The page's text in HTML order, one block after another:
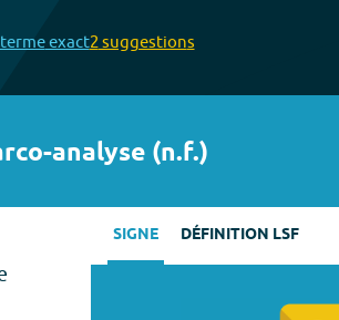
termeexact2 suggestions
analyse(n.f.)
SIGNE DÉFINITION LSF